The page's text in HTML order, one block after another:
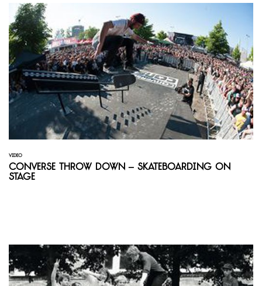
VIDEO
Converse Throw Down – Skateboarding on
Stage